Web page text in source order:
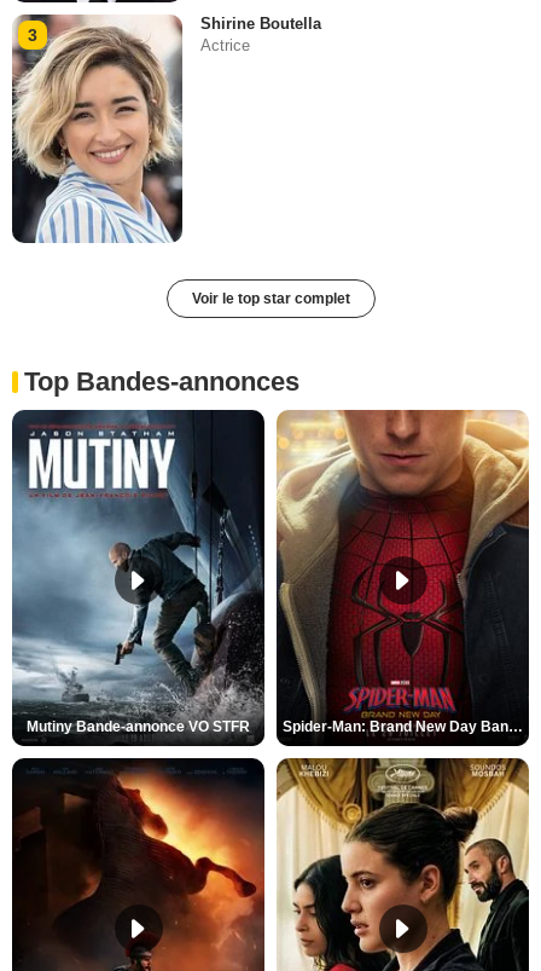
3
Shirine Boutella
Actrice
Voir le top star complet
Top Bandes-annonces
Mutiny Bande-annonce VO STFR Spider-Man: Brand New Day Bande-annonce VO STFR